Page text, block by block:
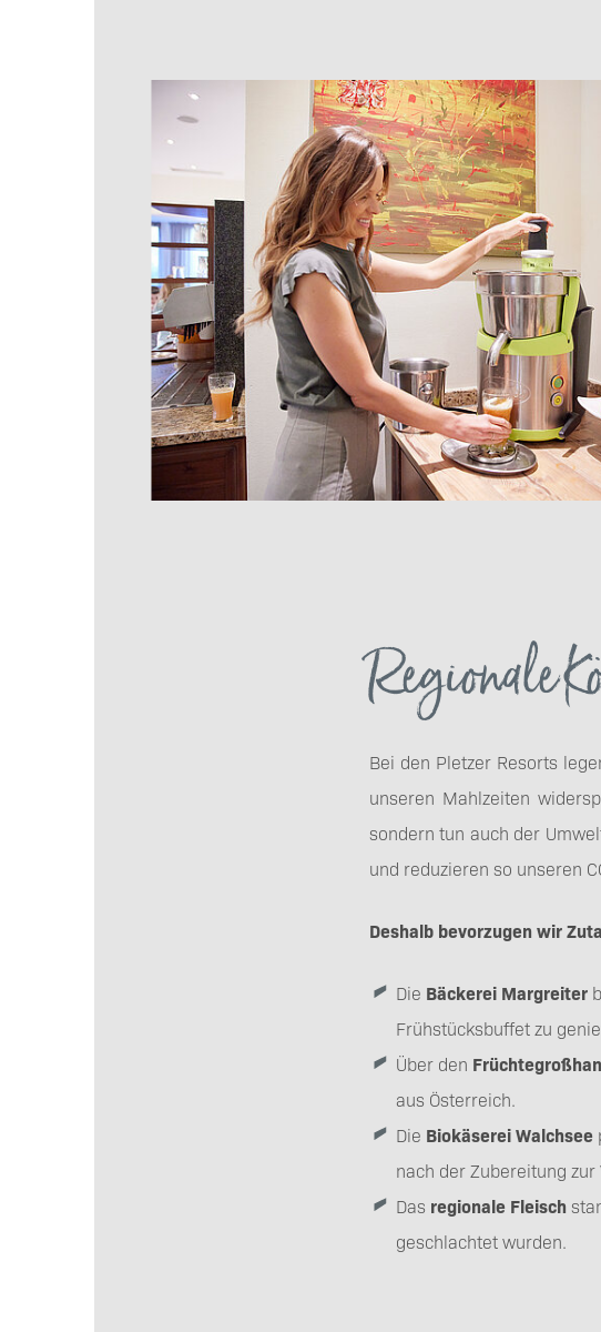
Regionale
Bei den Pletzer Resorts
unseren Mahlzeiten
sondern tun auch der
und reduzieren so unseren
Deshalb bevorzugen wir
Die Bäckerei Margreiter
Frühstücksbuffet zu
Über den
aus Österreich.
Die Biokäserei Walchsee
nach der Zubereitung zur
Das regionale Fleisch
geschlachtet wurden.